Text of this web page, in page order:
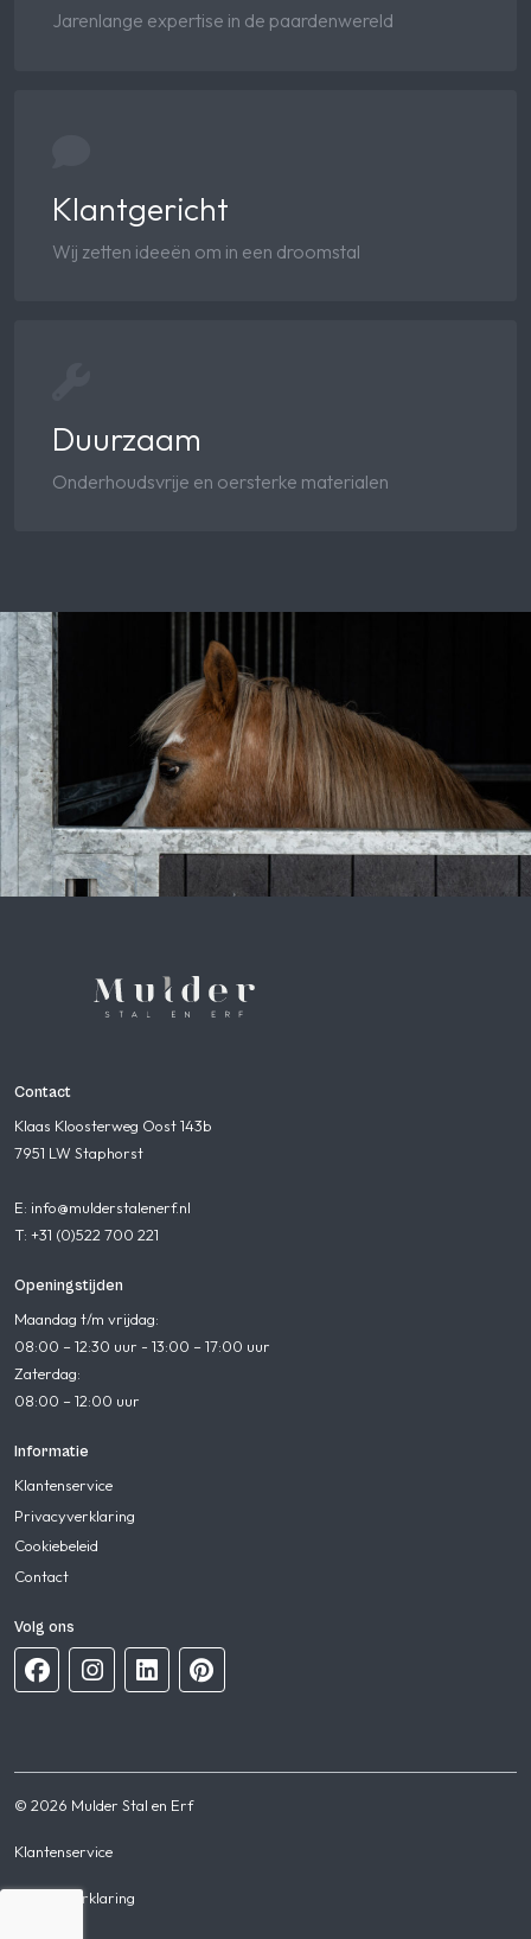
Jarenlange expertise in de paardenwereld
Klantgericht
Wij zetten ideeën om in een droomstal
Duurzaam
Onderhoudsvrije en oersterke materialen
Contact
Klaas Kloosterweg Oost 143b
7951 LW Staphorst
E: info@mulderstalenerf.nl
T: +31 (0)522 700 221
Openingstijden
Maandag t/m vrijdag:
08:00 – 12:30 uur - 13:00 – 17:00 uur
Zaterdag:
08:00 – 12:00 uur
Informatie
Klantenservice
Privacyverklaring
Cookiebeleid
Contact
Volg ons
© 2026 Mulder Stal en Erf
Klantenservice
Privacyverklaring